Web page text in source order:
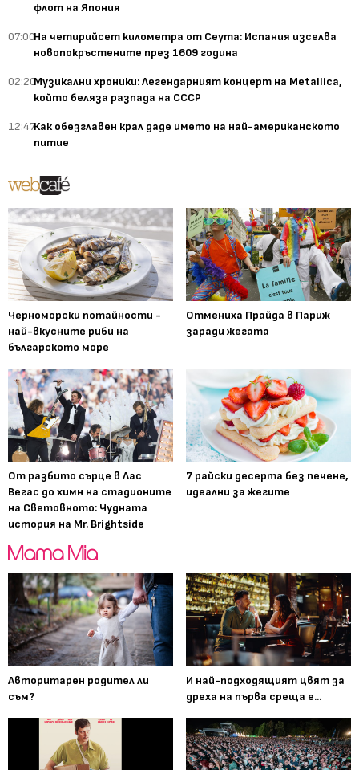
флот на Япония
07:00На четирийсет километра от Сеута: Испания изселва
новопокръстените през 1609 година
02:20Музикални хроники: Легендарният концерт на Metallica,
който беляза разпада на СССР
12:47Как обезглавен крал даде името на най-американското
питие
Черноморски потайности -
най-вкусните риби на
българското море
Отмениха Прайда в Париж
заради жегата
От разбито сърце в Лас
Вегас до химн на стадионите
на Световното: Чудната
история на Mr. Brightside
7 райски десерта без печене,
идеални за жегите
Авторитарен родител ли
съм?
И най-подходящият цвят за
дреха на първа среща е...